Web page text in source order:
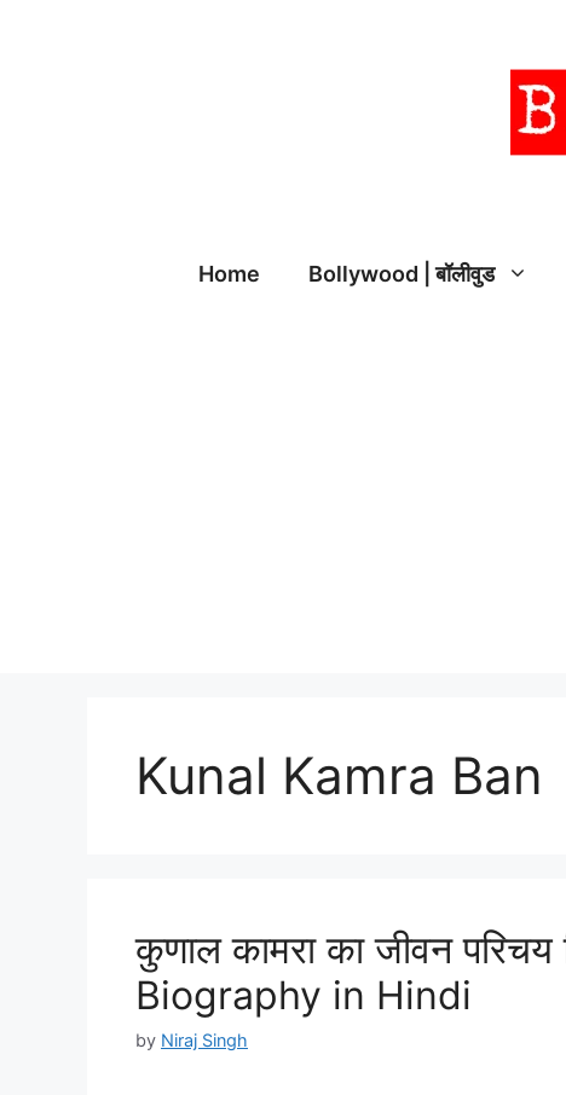
Home Bollywood | बॉलीवुड
Kunal Kamra Ban
कुणाल कामरा का जीवन
Biography in Hindi
by Niraj Singh